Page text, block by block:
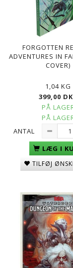
FORGOTTEN
ADVENTURES IN
COVER)
1,04 KG
399,00
PÅ
PÅ
ANTAL
LÆG I
TILFØJ